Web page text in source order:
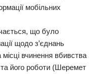
мобільних
що було
щодо з’єднань
вчинення вбивства
його роботи (Шеремет